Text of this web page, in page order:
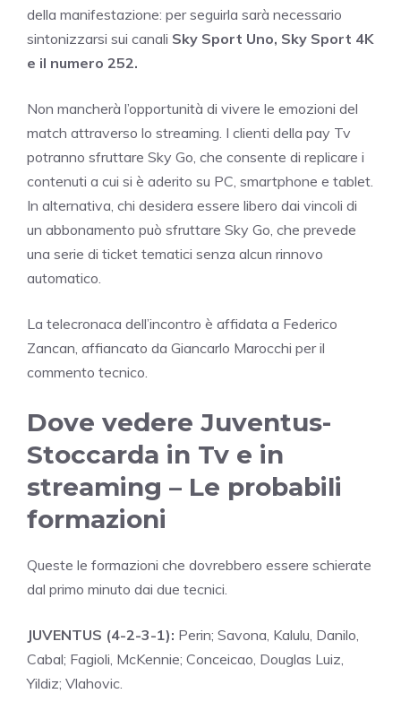
della manifestazione: per seguirla sarà necessario
sintonizzarsi sui canali Sky Sport Uno, Sky Sport 4K
e il numero 252.
Non mancherà l’opportunità di vivere le emozioni del
match attraverso lo streaming. I clienti della pay Tv
potranno sfruttare Sky Go, che consente di replicare i
contenuti a cui si è aderito su PC, smartphone e tablet.
In alternativa, chi desidera essere libero dai vincoli di
un abbonamento può sfruttare Sky Go, che prevede
una serie di ticket tematici senza alcun rinnovo
automatico.
La telecronaca dell’incontro è affidata a Federico
Zancan, affiancato da Giancarlo Marocchi per il
commento tecnico.
Dove vedere Juventus-
Stoccarda in Tv e in
streaming – Le probabili
formazioni
Queste le formazioni che dovrebbero essere schierate
dal primo minuto dai due tecnici.
JUVENTUS (4-2-3-1): Perin; Savona, Kalulu, Danilo,
Cabal; Fagioli, McKennie; Conceicao, Douglas Luiz,
Yildiz; Vlahovic.